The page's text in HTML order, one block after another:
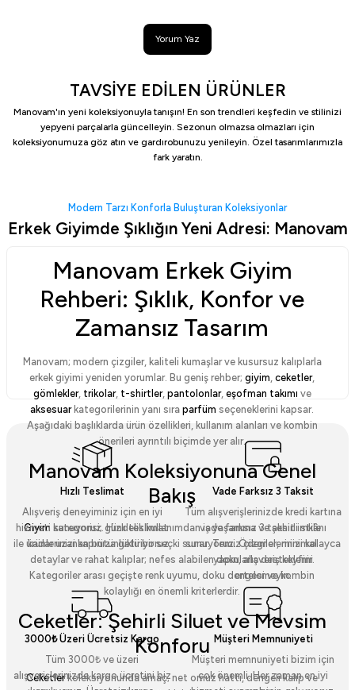
Yorum Yaz
TAVSİYE EDİLEN ÜRÜNLER
Manovam'ın yeni koleksiyonuyla tanışın! En son trendleri keşfedin ve stilinizi
yepyeni parçalarla güncelleyin. Sezonun olmazsa olmazları için
koleksiyonumuza göz atın ve gardırobunuzu yenileyin. Özel tasarımlarımızla
fark yaratın.
Siyah Deri Kemer | Manovam
899,00 TL
Açık Gri Kumaş Pantolon
Lacivert Pamuk Saten Gömlek
Modern Tarzı Konforla Buluşturan Koleksiyonlar
Erkek Giyimde Şıklığın Yeni Adresi: Manovam
Manovam Erkek Giyim
Rehberi: Şıklık, Konfor ve
Zamansız Tasarım
Manovam; modern çizgiler, kaliteli kumaşlar ve kusursuz kalıplarla
erkek giyimi yeniden yorumlar. Bu geniş rehber; giyim, ceketler,
gömlekler, trikolar, t-shirtler, pantolonlar, eşofman takımı ve
aksesuarkategorilerinin yanı sıra parfüm seçeneklerini kapsar.
Aşağıdaki başlıklarda ürün özellikleri, kullanım alanları ve kombin
önerileri ayrıntılı biçimde yer alır.
Manovam Koleksiyonuna Genel
Bakış
Giyim kategorisi; gündelik kullanımdan iş yaşamına ve şehirli stile
kadar uzanan bütünlüklü bir seçki sunar. Temiz çizgiler, minimal
detaylar ve rahat kalıplar; nefes alabilen dokularla desteklenir.
Kategoriler arası geçişte renk uyumu, doku dengesi ve kombin
kolaylığı en önemli kriterlerdir.
Ceketler: Şehirli Siluet ve Mevsim
Konforu
Ceketlerkoleksiyonunda amaç; net omuz hattı, dengeli kalıp ve
Hızlı Teslimat
Alışveriş deneyiminiz için en iyi
hizmeti sunuyoruz. Hızlı teslimat
ile ürünlerinizi kapınıza getiriyoruz.
Vade Farksız 3 Taksit
Tüm alışverişlerinizde kredi kartına
vade farksız 3 taksit imkânı
sunuyoruz. Ödemelerinizi kolayca
yapın, alışveriş keyfini
ertelemeyin.
3000₺ Üzeri Ücretsiz Kargo
Tüm 3000₺ ve üzeri
alışverişlerinizde kargo ücretini biz
Müşteri Memnuniyeti
Müşteri memnuniyeti bizim için
çok önemli. Her zaman en iyi